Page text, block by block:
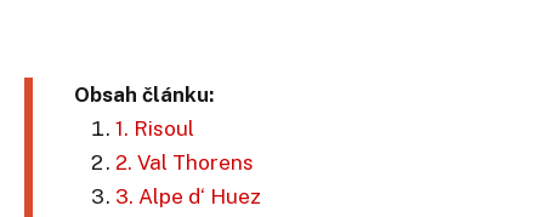
Obsah článku:
1. Risoul
2. Val Thorens
3. Alpe d‘ Huez